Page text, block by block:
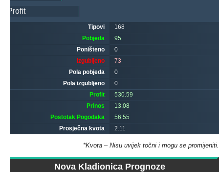
Tipovi
Pobjeda
Poništeno
Izgubljeno
Pola pobjeda
Pola izgubljeno
168
95
0
73
0
0
Profit
Prinos
Postotak Pogodaka
Prosječna kvota
530.59
13.08
56.55
2.11
*Kvota – Nisu uvijek točni i mogu se promijeniti.
Nova Kladionica Prognoze